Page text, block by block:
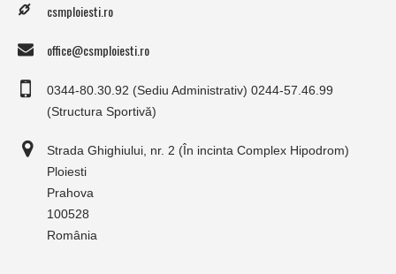
csmploiesti.ro
office@csmploiesti.ro
0344-80.30.92 (Sediu Administrativ) 0244-57.46.99
(Structura Sportivă)
Strada Ghighiului, nr. 2 (În incinta Complex Hipodrom)
Ploiesti
Prahova
100528
România